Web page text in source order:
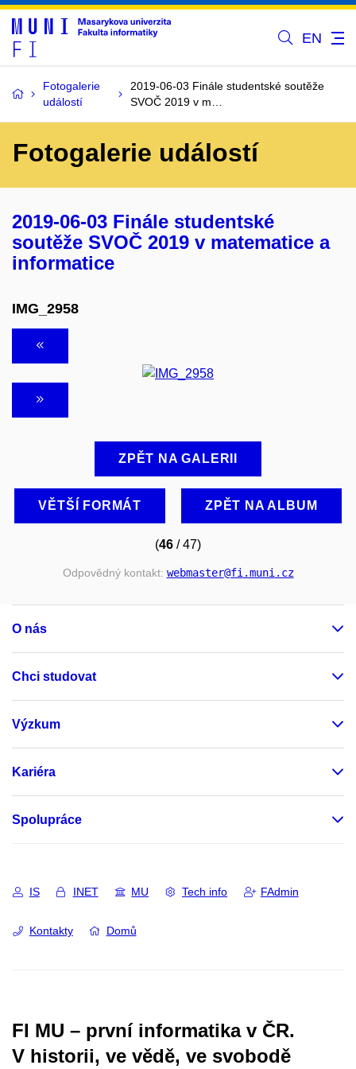
EN
Fotogalerie
událostí
2019-06-03 Finále studentské soutěže
SVOČ 2019 v m…
Fotogalerie událostí
2019-06-03 Finále studentské
soutěže SVOČ 2019 v matematice a
informatice
IMG_2958
ZPĚT NA GALERII
VĚTŠÍ FORMÁT ZPĚT NA ALBUM
(46 / 47)
Odpovědný kontakt: webmaster@fi.muni.cz
O nás
Chci studovat
Výzkum
Kariéra
Spolupráce
IS INET MU Tech info FAdmin
Kontakty Domů
FI MU – první informatika v ČR.
V historii, ve vědě, ve svobodě